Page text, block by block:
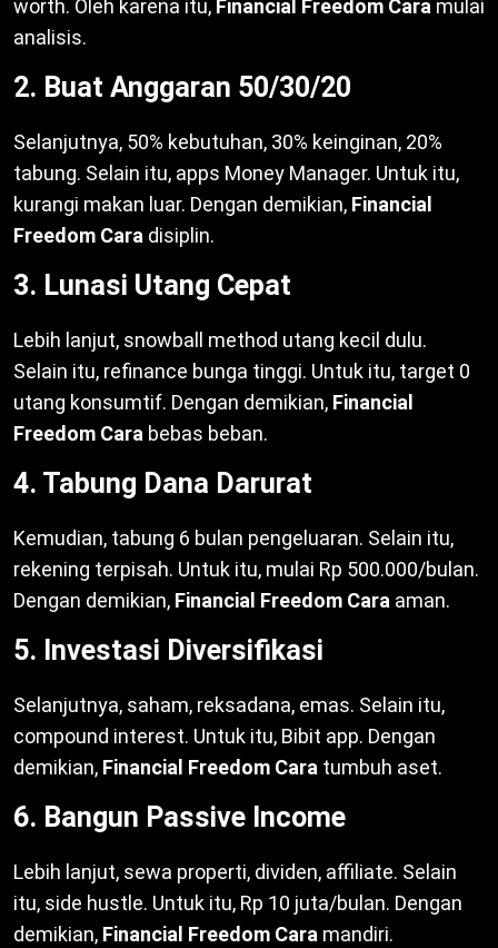
worth. Oleh karena itu, Financial Freedom Cara mulai
analisis.
2. Buat Anggaran 50/30/20
Selanjutnya, 50% kebutuhan, 30% keinginan, 20%
tabung. Selain itu, apps Money Manager. Untuk itu,
kurangi makan luar. Dengan demikian, Financial
Freedom Cara disiplin.
3. Lunasi Utang Cepat
Lebih lanjut, snowball method utang kecil dulu.
Selain itu, refinance bunga tinggi. Untuk itu, target 0
utang konsumtif. Dengan demikian, Financial
Freedom Cara bebas beban.
4. Tabung Dana Darurat
Kemudian, tabung 6 bulan pengeluaran. Selain itu,
rekening terpisah. Untuk itu, mulai Rp 500.000/bulan.
Dengan demikian, Financial Freedom Cara aman.
5. Investasi Diversifikasi
Selanjutnya, saham, reksadana, emas. Selain itu,
compound interest. Untuk itu, Bibit app. Dengan
demikian, Financial Freedom Cara tumbuh aset.
6. Bangun Passive Income
Lebih lanjut, sewa properti, dividen, affiliate. Selain
itu, side hustle. Untuk itu, Rp 10 juta/bulan. Dengan
demikian, Financial Freedom Cara mandiri.